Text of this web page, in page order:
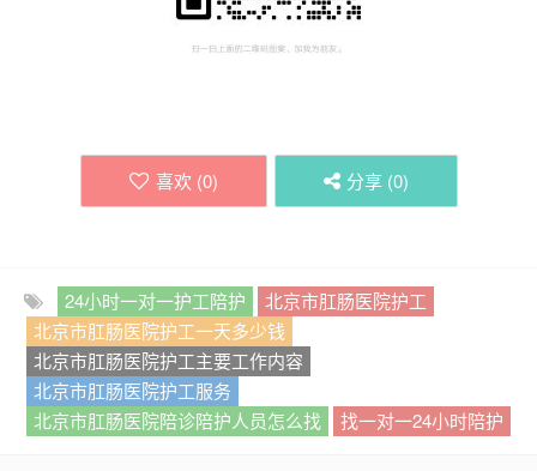
喜欢 (0) 分享 (0)
24小时一对一护工陪护
北京市肛肠医院护工
北京市肛肠医院护工一天多少钱
北京市肛肠医院护工主要工作内容
北京市肛肠医院护工服务
北京市肛肠医院陪诊陪护人员怎么找
找一对一24小时陪护